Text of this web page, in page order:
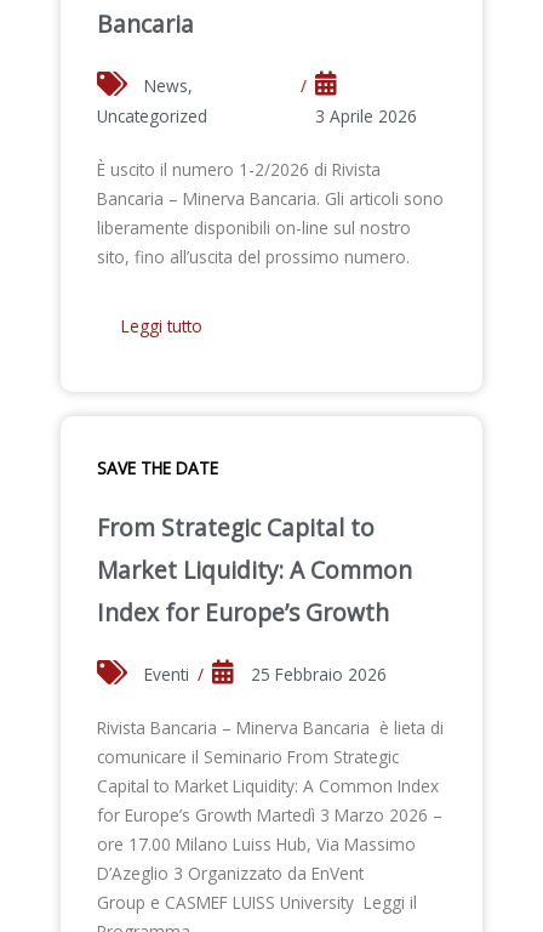
Bancaria
News,
Uncategorized
/
3 Aprile 2026
È uscito il numero 1-2/2026 di Rivista
Bancaria – Minerva Bancaria. Gli articoli sono
liberamente disponibili on-line sul nostro
sito, fino all’uscita del prossimo numero.
Leggi tutto
SAVE THE DATE
From Strategic Capital to
Market Liquidity: A Common
Index for Europe’s Growth
Eventi / 25 Febbraio 2026
Rivista Bancaria – Minerva Bancaria è lieta di
comunicare il Seminario From Strategic
Capital to Market Liquidity: A Common Index
for Europe’s Growth Martedì 3 Marzo 2026 –
ore 17.00 Milano Luiss Hub, Via Massimo
D’Azeglio 3 Organizzato da EnVent
Group e CASMEF LUISS University Leggi il